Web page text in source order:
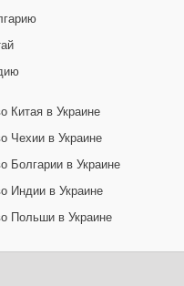
Китая в Украине
Чехии в Украине
Болгарии в Украине
Индии в Украине
Польши в Украине